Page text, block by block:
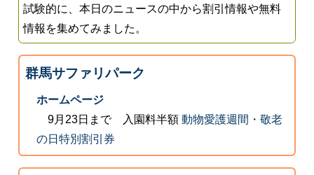
試験的に、本日のニュースの中から割引情報や無料
情報を集めてみました。
群馬サファリパーク
ホームページ
9月23日まで 入園料半額 動物愛護週間・敬老
の日特別割引券